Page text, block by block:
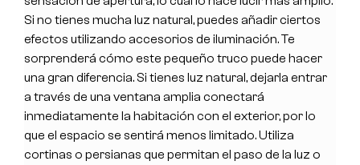
Si no tienes mucha luz natural, puedes añadir ciertos
efectos utilizando accesorios de iluminación. Te
sorprenderá cómo este pequeño truco puede hacer
una gran diferencia. Si tienes luz natural, dejarla entrar
a través de una ventana amplia conectará
inmediatamente la habitación con el exterior, por lo
que el espacio se sentirá menos limitado. Utiliza
cortinas o persianas que permitan el paso de la luz o